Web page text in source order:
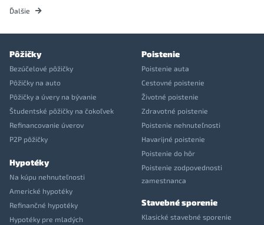
Ďalšie
Pôžičky
Bezúčelové pôžičky
Pôžičky na auto
Pôžičky a úvery na bývanie
Študentské pôžičky na čokoľvek
Refinancovanie úverov
P2P pôžičky
Hypotéky
Na kúpu nehnuteľnosti
Americké hypotéky
Refinančné hypotéky
Hypotéky pre mladých
Poistenie
Poistenie auta
Cestovné poistenie
Životné poistenie
Zdravotné poistenie
Poistenie nehnuteľnosti
Havarijné poistenie
Poistenie do hôr
Poistenie zodpovednosti
zamestnanca
Stavebné sporenie
Klasické stavebné sporenie